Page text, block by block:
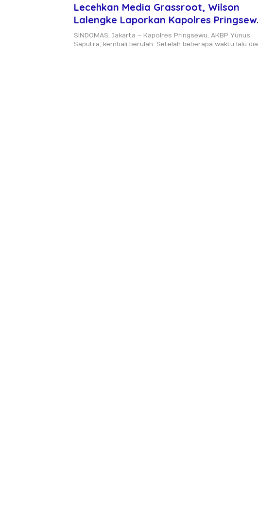
November 18, 2024
Lecehkan Media Grassroot, Wilson
Lalengke Laporkan Kapolres
ke Divisi Propam Polri
SINDOMAS, Jakarta – Kapolres Pringsewu, AKBP Yunus
Saputra, kembali berulah. Setelah beberapa waktu lalu